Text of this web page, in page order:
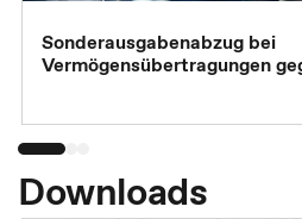
Sonderausgabenabzug bei
Vermögensübertragungen
Downloads